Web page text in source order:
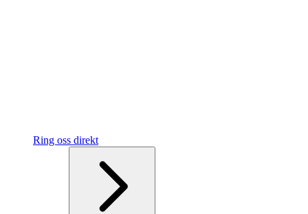
Ring oss direkt